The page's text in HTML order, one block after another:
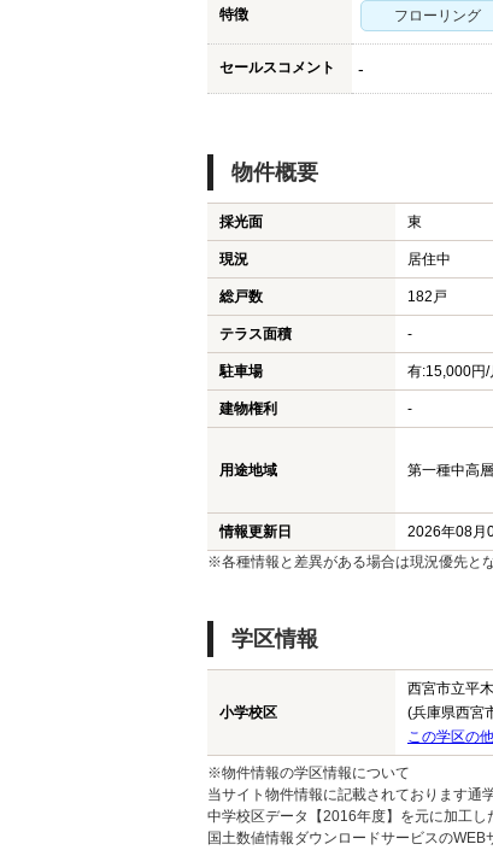
特徴 フローリング
セールスコメント -
物件概要
採光面 東
現況 居住中
総戸数 182戸
テラス面積 -
駐車場 有:15,000円/
建物権利 -
用途地域 第一種中高
情報更新日 2026年08月
※各種情報と差異がある場合は現況優先と
学区情報
小学校区
西宮市立平
(兵庫県西宮
この学区の
※物件情報の学区情報について
当サイト物件情報に記載されております通
中学校区データ【2016年度】を元に加工し
国土数値情報ダウンロードサービスの